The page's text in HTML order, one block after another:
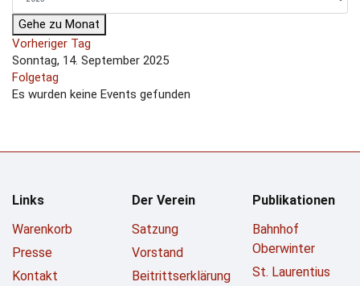
Gehe zu Monat
Vorheriger Tag
Sonntag, 14. September 2025
Folgetag
Es wurden keine Events gefunden
Links
Warenkorb
Presse
Kontakt
Der Verein
Satzung
Vorstand
Beitrittserklärung
Publikationen
Bahnhof
Oberwinter
St. Laurentius